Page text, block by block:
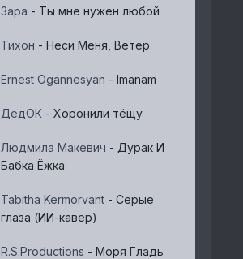
Зара - Ты мне нужен любой
Тихон - Неси Меня, Ветер
Ernest Ogannesyan - Imanam
ДедОК - Хоронили тёщу
Людмила Макевич - Дурак И
Бабка Ёжка
Tabitha Kermorvant - Серые
глаза (ИИ-кавер)
R.S.Productions - Моря Гладь